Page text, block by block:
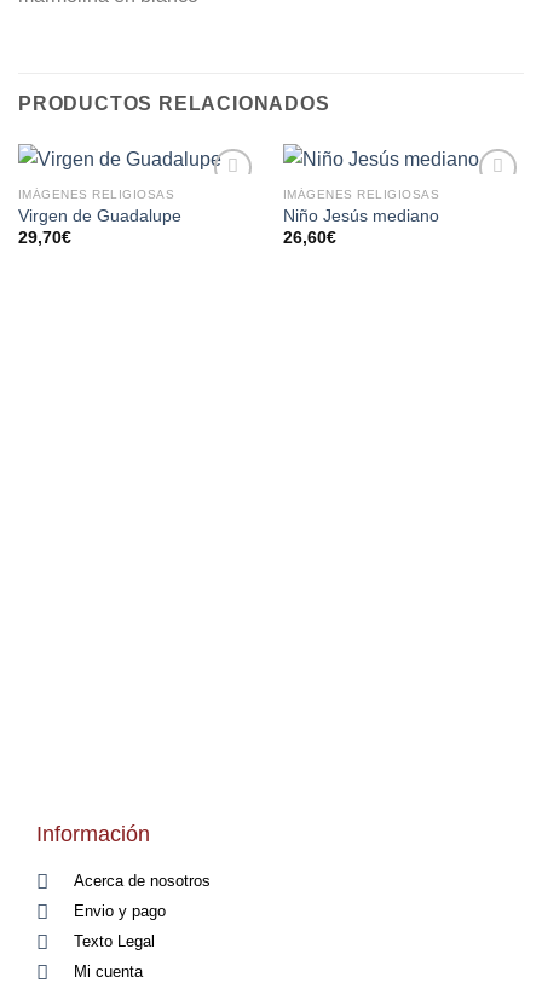
PRODUCTOS RELACIONADOS
IMÁGENES RELIGIOSAS
Virgen de Guadalupe
29,70€
IMÁGENES RELIGIOSAS
Niño Jesús mediano
26,60€
Información
Acerca de nosotros
Envio y pago
Texto Legal
Mi cuenta